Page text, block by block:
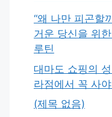
“왜 나만 피곤할
거운 당신을 위
루틴
대마도 쇼핑의
라점에서 꼭 사
(제목 없음)